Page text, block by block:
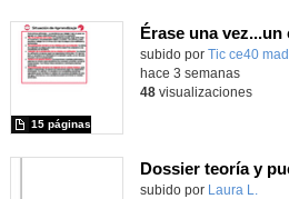
Érase una
subido por Tic ce40
15 páginas
hace 3 semanas
48visualizaciones
Contenido educativo.
subido por Laura L.